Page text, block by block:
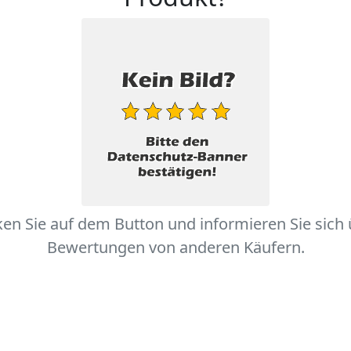
Sie auf dem Button und informieren Sie sich
Bewertungen von anderen Käufern.